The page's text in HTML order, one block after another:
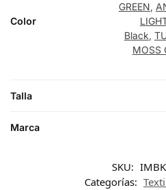
Color
GREEN,
Black,
MOSS
Talla
Marca
SKU:
Categorías: